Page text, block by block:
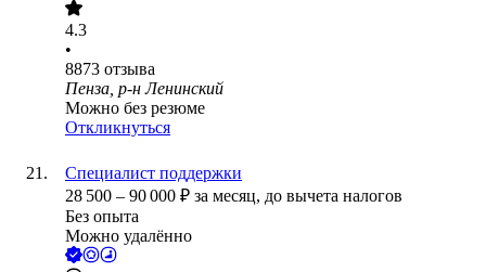
4.3
•
8873 отзыва
Пенза, р-н Ленинский
Можно без резюме
Откликнуться
Специалист поддержки
28 500 – 90 000 ₽ за месяц, до вычета налогов
Без опыта
Можно удалённо